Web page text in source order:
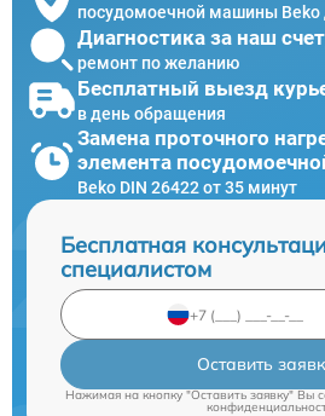
посудомоечной машины Beko
Диагностика за наш
ремонт по желанию
Бесплатный выезд
в день обращения
Замена проточного
элемента
Beko DIN 26422 от 35 минут
Бесплатная
специалистом
Оставить
Нажимая на кнопку "Оставить заявку" Вы